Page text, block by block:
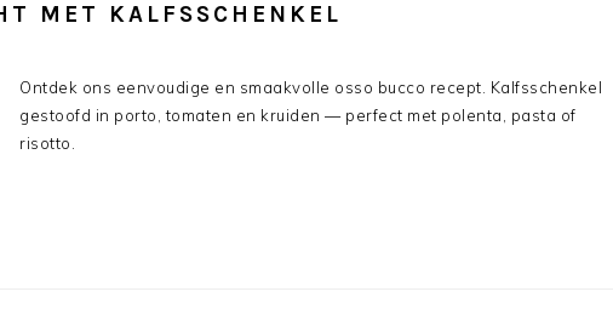
MET KALFSSCHENKEL
Ontdek ons eenvoudige en smaakvolle osso bucco recept. Kalfsschenkel
gestoofd in porto, tomaten en kruiden — perfect met polenta, pasta of
risotto.